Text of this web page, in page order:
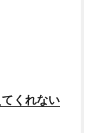
くれない